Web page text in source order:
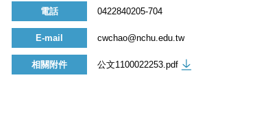
電話 0422840205-704
E-mail cwchao@nchu.edu.tw
相關附件 公文1100022253.pdf